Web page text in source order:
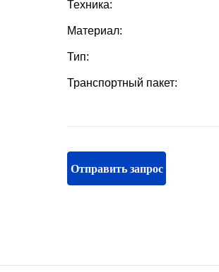
Отправить запрос